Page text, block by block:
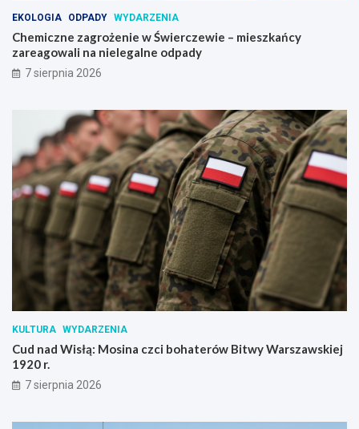
EKOLOGIA ODPADY WYDARZENIA
Chemiczne zagrożenie w Świerczewie – mieszkańcy
zareagowali na nielegalne odpady
7 sierpnia 2026
KULTURA WYDARZENIA
Cud nad Wisłą: Mosina czci bohaterów Bitwy Warszawskiej
1920 r.
7 sierpnia 2026